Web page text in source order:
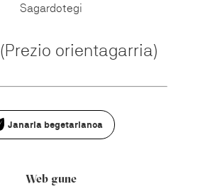
Sagardotegi
(Prezio orientagarria)
Janaria begetarianoa
Web gune